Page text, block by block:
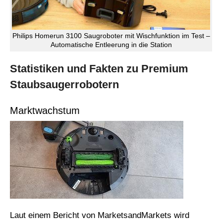
Philips Homerun 3100 Saugroboter mit Wischfunktion im Test –
Automatische Entleerung in die Station
Statistiken und Fakten zu Premium
Staubsaugerrobotern
Marktwachstum
Laut einem Bericht von MarketsandMarkets wird